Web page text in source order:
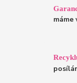
máme